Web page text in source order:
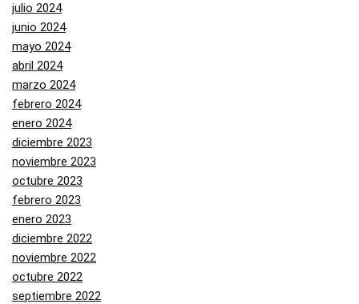
julio 2024
junio 2024
mayo 2024
abril 2024
marzo 2024
febrero 2024
enero 2024
diciembre 2023
noviembre 2023
octubre 2023
febrero 2023
enero 2023
diciembre 2022
noviembre 2022
octubre 2022
septiembre 2022